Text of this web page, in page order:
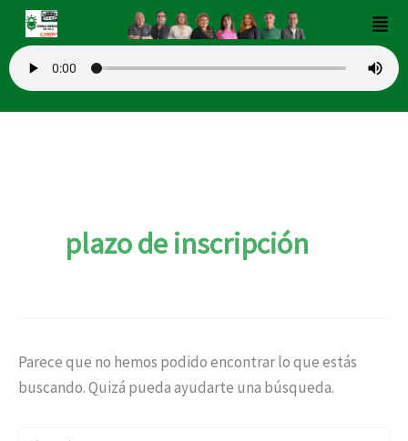
contenido
plazo de inscripción
Parece que no hemos podido encontrar lo que estás
buscando. Quizá pueda ayudarte una búsqueda.
Buscar
por: